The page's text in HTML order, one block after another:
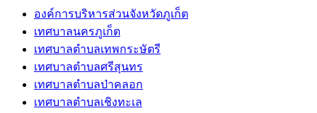
องค์การบริหารส่วนจังหวัดภูเก็ต
เทศบาลนครภูเก็ต
เทศบาลตำบลเทพกระษัตรี
เทศบาลตำบลศรีสุนทร
เทศบาลตำบลป่าคลอก
เทศบาลตำบลเชิงทะเล